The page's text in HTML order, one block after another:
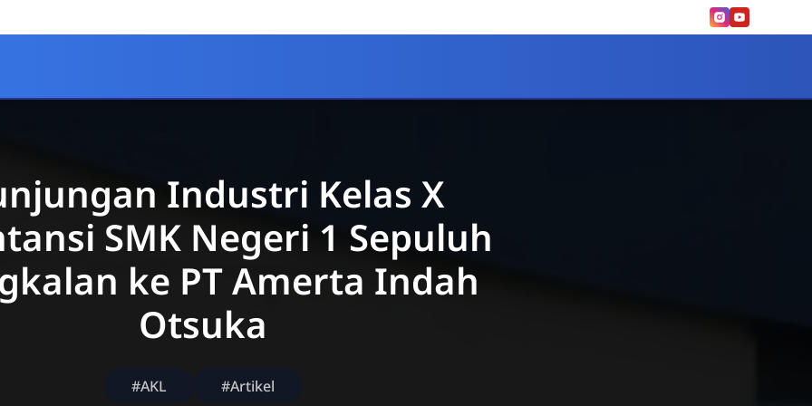
Industri Kelas X
SMK Negeri 1 Sepuluh
ke PT Amerta Indah
Otsuka
#AKL #Artikel